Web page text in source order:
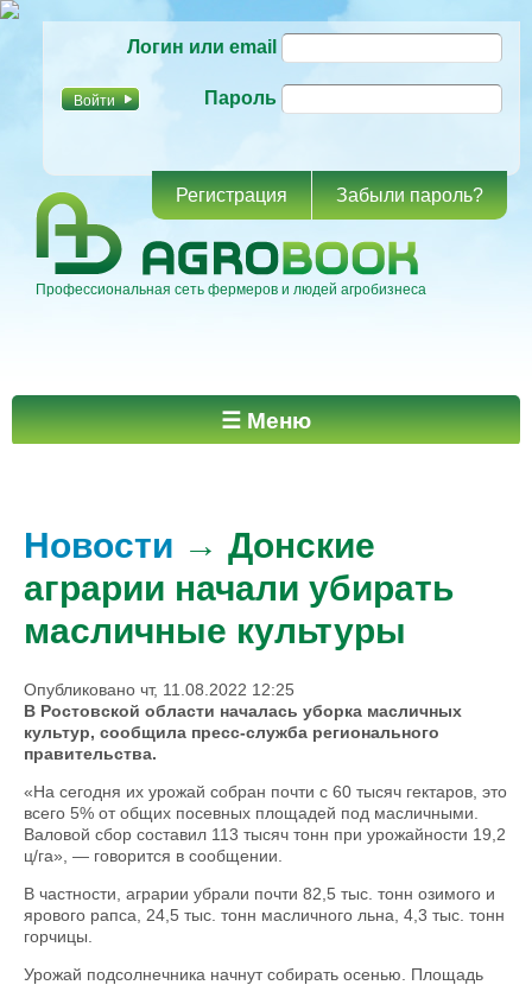
основному
Логин или email
Пароль
Регистрация Забыли пароль?
Профессиональная сеть фермеров и людей агробизнеса
Главное меню ☰ Меню
Новости → Донские
аграрии начали убирать
масличные культуры
Опубликовано чт, 11.08.2022 12:25
В Ростовской области началась уборка масличных
культур, сообщила пресс-служба регионального
правительства.
«На сегодня их урожай собран почти с 60 тысяч гектаров, это
всего 5% от общих посевных площадей под масличными.
Валовой сбор составил 113 тысяч тонн при урожайности 19,2
ц/га», — говорится в сообщении.
В частности, аграрии убрали почти 82,5 тыс. тонн озимого и
ярового рапса, 24,5 тыс. тонн масличного льна, 4,3 тыс. тонн
горчицы.
Урожай подсолнечника начнут собирать осенью. Площадь